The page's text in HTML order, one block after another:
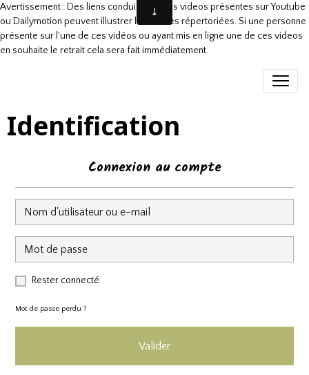
Avertissement : Des liens conduisant à des videos présentes sur Youtube
ou Dailymotion peuvent illustrer les danses répertoriées. Si une personne
présente sur l'une de ces vidéos ou ayant mis en ligne une de ces videos
en souhaite le retrait cela sera fait immédiatement.
Identification
Connexion au compte
Rester connecté
Mot de passe perdu ?
Valider